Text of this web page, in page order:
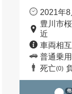
2021年
豊川市
近
車両相
普通乗
死亡(0)
他